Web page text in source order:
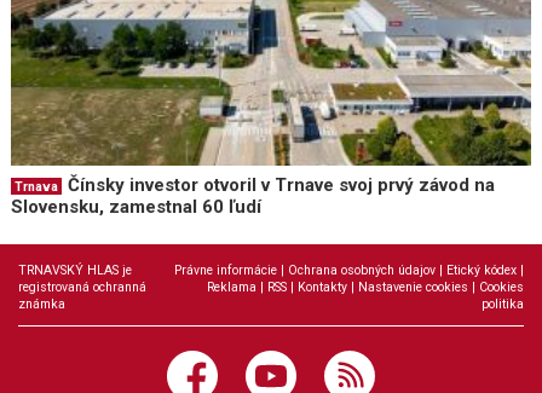
Trnava
Čínsky investor otvoril v Trnave svoj prvý závod na
Slovensku, zamestnal 60 ľudí
TRNAVSKÝ HLAS je
registrovaná ochranná
známka
Právne informácie | Ochrana osobných údajov | Etický kódex |
Reklama | RSS | Kontakty | Nastavenie cookies | Cookies
politika